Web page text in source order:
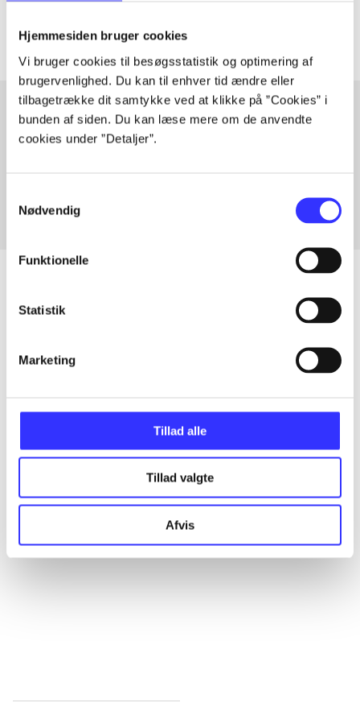
Hjemmesiden bruger cookies
Vi bruger cookies til besøgsstatistik og optimering af
brugervenlighed. Du kan til enhver tid ændre eller
tilbagetrække dit samtykke ved at klikke på ”Cookies” i
bunden af siden. Du kan læse mere om de anvendte
cookies under ”Detaljer”.
Nødvendig
Funktionelle
Statistik
Marketing
Tillad alle
Tillad valgte
Afvis
Artiklerne i handler ofte om
Artikler med samme emner
...
...